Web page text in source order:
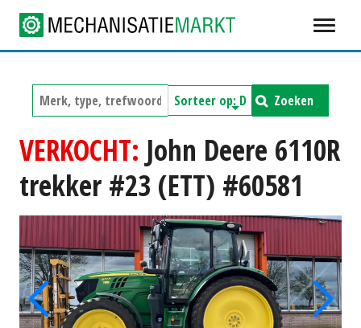
Zoeken
VERKOCHT: John Deere 6110R
trekker #23 (ETT) #60581